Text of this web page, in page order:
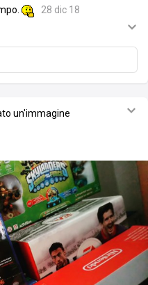
28 dic 18
un'immagine